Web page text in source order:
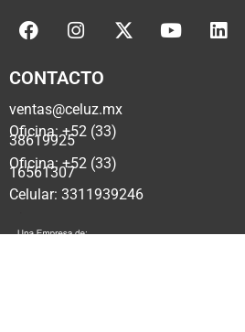
CONTACTO
ventas@celuz.mx
Oficina: +52 (33)
38619925
Oficina: +52 (33)
16561307
Celular: 3311939246